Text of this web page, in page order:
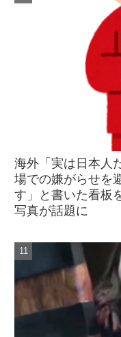
海外「実は日本人
場での嫌がらせを
す」と書いた看板
写真が話題に